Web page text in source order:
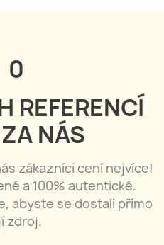
0
REFERENCÍ
NÁS
zákazníci cení nejvíce!
a 100% autentické.
abyste se dostali přímo
zdroj.